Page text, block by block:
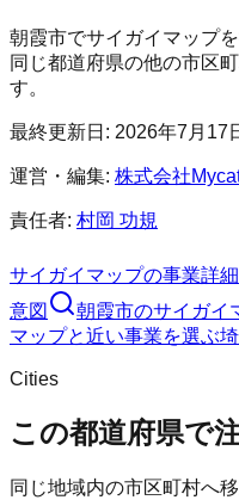
朝霞市でサイガイマップ
同じ都道府県の他の市区
す。
最終更新日: 2026年7月17
運営・編集: 株式会社
責任者: 村岡 功規
サイガイマップの事業詳細
意図
朝霞市のサイガイ
マップと近い事業を選ぶ
Cities
この都道府県で
同じ地域内の市区町村へ